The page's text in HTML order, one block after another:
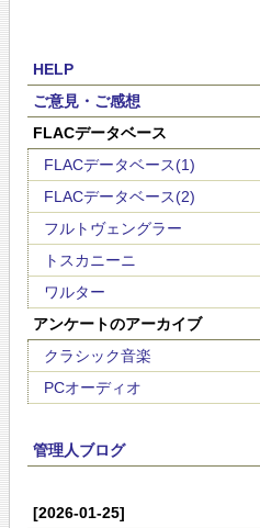
HELP
ご意見・ご感想
FLACデータベース
FLACデータベース(1)
FLACデータベース(2)
フルトヴェングラー
トスカニーニ
ワルター
アンケートのアーカイブ
クラシック音楽
PCオーディオ
管理人ブログ
[2026-01-25]